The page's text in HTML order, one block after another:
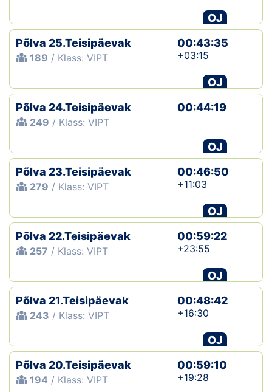
OJ
Põlva 25.Teisipäevak
189 / Klass: VIPT
00:43:35
+03:15
OJ
Põlva 24.Teisipäevak
249 / Klass: VIPT
00:44:19
OJ
Põlva 23.Teisipäevak
279 / Klass: VIPT
00:46:50
+11:03
OJ
Põlva 22.Teisipäevak
257 / Klass: VIPT
00:59:22
+23:55
OJ
Põlva 21.Teisipäevak
243 / Klass: VIPT
00:48:42
+16:30
OJ
Põlva 20.Teisipäevak
194 / Klass: VIPT
00:59:10
+19:28